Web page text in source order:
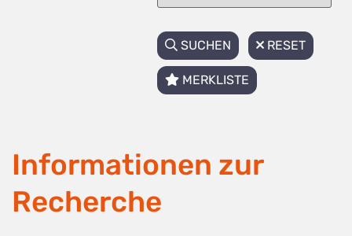
SUCHEN RESET
MERKLISTE
Informationen zur
Recherche